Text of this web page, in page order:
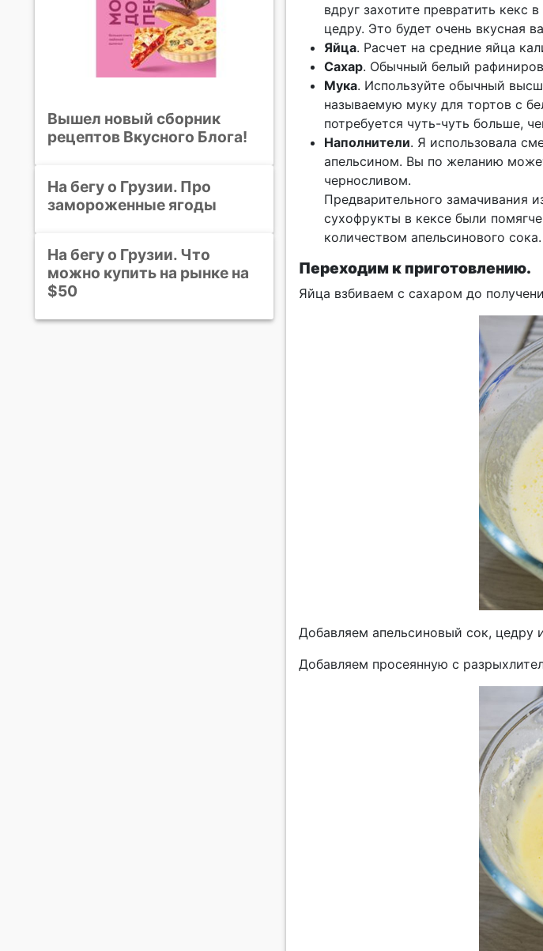
вдруг захотите превратить
цедру. Это будет очень вкусная
Яйца. Расчет на средние яйца
Сахар. Обычный белый
Мука. Используйте обычный
называемую муку для тортов с
потребуется чуть-чуть больше,
Наполнители. Я использовала
апельсином. Вы по желанию
черносливом.
Предварительного замачивания
сухофрукты в кексе были
количеством апельсинового
Переходим к приготовлению.
Яйца взбиваем с сахаром до
Добавляем апельсиновый сок, цедру
Добавляем просеянную с
Вышел новый сборник
рецептов Вкусного Блога!
На бегу о Грузии. Про
замороженные ягоды
На бегу о Грузии. Что
можно купить на рынке на
$50